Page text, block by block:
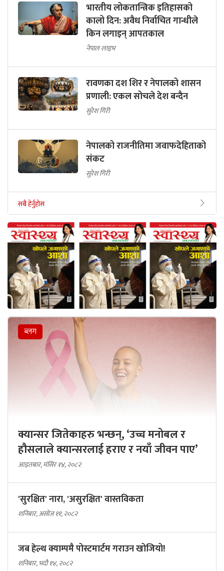
भारतीय लोकतान्त्रिक इतिहासको
कालो दिन: अवैध निर्वाचित गान्धीले
किन लगाइन् आपतकाल
नेपाल लाइभ
रावणका दश शिर र नेपालको शासन
प्रणाली: एकल सोचले देश बन्दैन
सुरेश गिरी
नेपालको राजनीतिमा जवाफदेहिताको
संकट
सुरेश गिरी
सबै हेर्नुहोस
ब्लग
क्यान्सर जितेकाहरु भन्छन्, ‘उच्च मनोबल र
हौसलाले क्यान्सरलाई हराए र नयाँ जीवन पाए’
आइतबार, मंसिर १४, २०८२
'सुरक्षित' नारा, 'असुरक्षित' वास्तविकता
शनिबार, असोज ११, २०८२
जब हेल्थ क्याम्पमै पोस्टमार्टम गराउन खोजियो!
शनिबार, भदौ १४, २०८२